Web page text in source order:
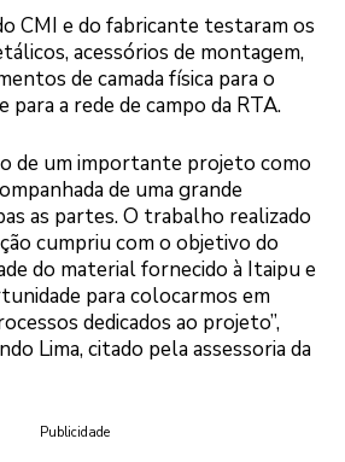
CMI e do fabricante testaram os
acessórios de montagem,
de camada física para o
para a rede de campo da RTA.
de um importante projeto como
de uma grande
as partes. O trabalho realizado
cumpriu com o objetivo do
do material fornecido à Itaipu e
para colocarmos em
dedicados ao projeto”,
Lima, citado pela assessoria da
Publicidade